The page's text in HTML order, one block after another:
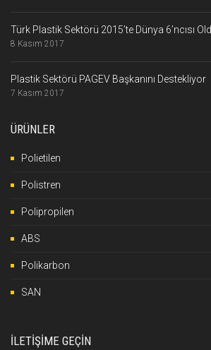
Türk Plastik Sektörü 2015’te Dünya 6’ncısı
8 Kasım 2017
Plastik Sektörü PAGEV Başkanını Destekliyor
7 Kasım 2017
ÜRÜNLER
Polietilen
Polistren
Polipropilen
ABS
Polikarbon
SAN
İLETİŞİME GEÇİN